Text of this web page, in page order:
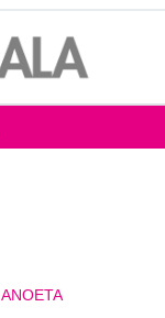
ANOETA